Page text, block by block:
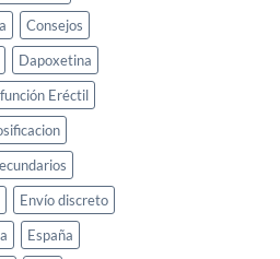
Consejos
Dapoxetina
Eréctil
Envío discreto
España